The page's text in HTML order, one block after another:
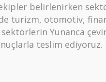
belirlenirken
turizm, otomotiv,
sektörlerin Yunanca
teslim ediyoruz.